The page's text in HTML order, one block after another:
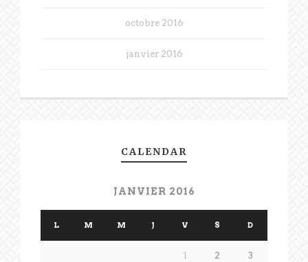
octobre 2016
janvier 2016
CALENDAR
JANVIER 2016
L M M J V S D
1 2 3